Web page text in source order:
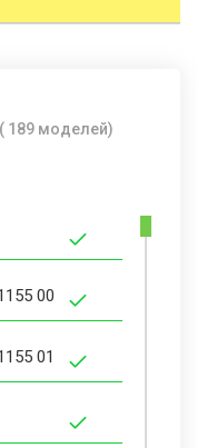
( 189 моделей)
00
01